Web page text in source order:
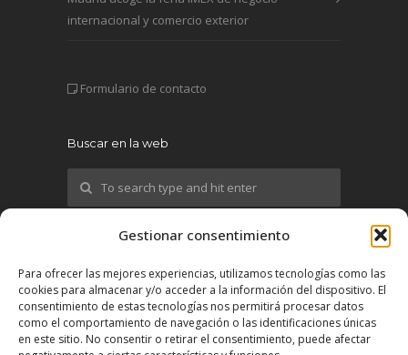
Gestionar consentimiento
Para ofrecer las mejores experiencias, utilizamos tecnologías como las
cookies para almacenar y/o acceder a la información del dispositivo. El
consentimiento de estas tecnologías nos permitirá procesar datos
como el comportamiento de navegación o las identificaciones únicas
en este sitio. No consentir o retirar el consentimiento, puede afectar
internacional y comercio exterior
Formulario de contacto
Buscar en la web
X
YouTube